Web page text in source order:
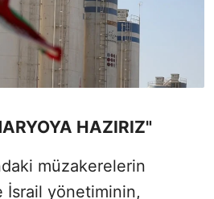
HAZIRIZ"
müzakerelerin
İsrail yönetiminin,